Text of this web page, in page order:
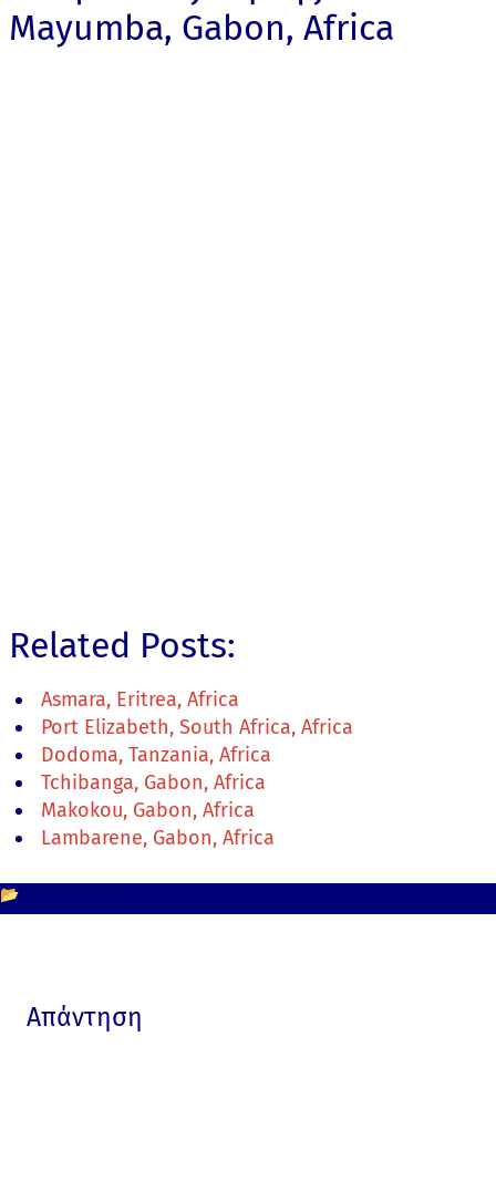
Mayumba, Gabon, Africa
Related Posts:
Asmara, Eritrea, Africa
Port Elizabeth, South Africa, Africa
Dodoma, Tanzania, Africa
Tchibanga, Gabon, Africa
Makokou, Gabon, Africa
Lambarene, Gabon, Africa
📂
Απάντηση